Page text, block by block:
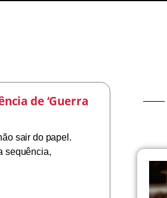
de ‘Guerra
sair do papel.
sequência,